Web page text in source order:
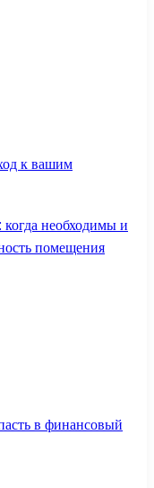
к вашим
необходимы и
помещения
в финансовый